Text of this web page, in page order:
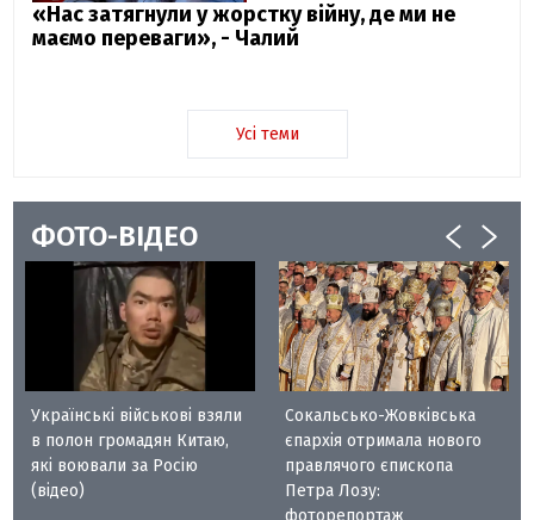
«Нас затягнули у жорстку війну, де ми не
маємо переваги», - Чалий
Усі теми
ФОТО-ВІДЕО
Українські військові взяли
в полон громадян Китаю,
які воювали за Росію
(відео)
Сокальсько-Жовківська
єпархія отримала нового
правлячого єпископа
Петра Лозу:
фоторепортаж